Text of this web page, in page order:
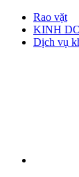
Rao vặt
KINH
Dịch vụ